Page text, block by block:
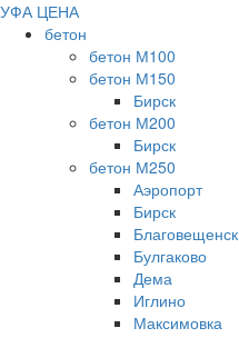
УФА ЦЕНА
бетон
бетон М100
бетон М150
Бирск
бетон М200
Бирск
бетон М250
Аэропорт
Бирск
Благовещенск
Булгаково
Дема
Иглино
Максимовка